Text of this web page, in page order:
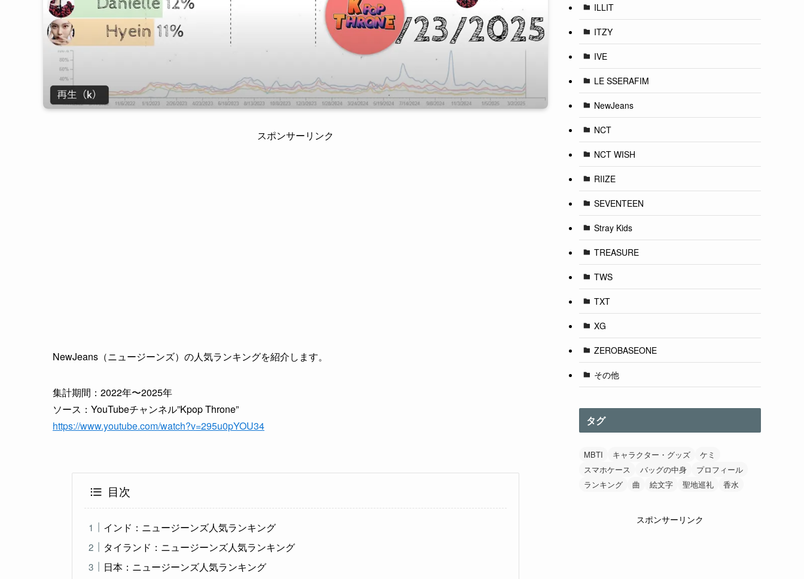
スポンサーリンク
NewJeans（ニュージーンズ）の人気ランキングを紹介します。
集計期間：2022年〜2025年
ソース：YouTubeチャンネル”Kpop Throne”
https://www.youtube.com/watch?v=295u0pYOU34
目次
インド：ニュージーンズ人気ランキング
タイランド：ニュージーンズ人気ランキング
日本：ニュージーンズ人気ランキング
ILLIT
ITZY
IVE
LE SSERAFIM
NewJeans
NCT
NCT WISH
RIIZE
SEVENTEEN
Stray Kids
TREASURE
TWS
TXT
XG
ZEROBASEONE
その他
タグ
MBTI キャラクター・グッズ
ケミ
スマホケース
バッグの中身
プロフィール
ランキング
曲 絵文字 聖地巡礼 香水
スポンサーリンク